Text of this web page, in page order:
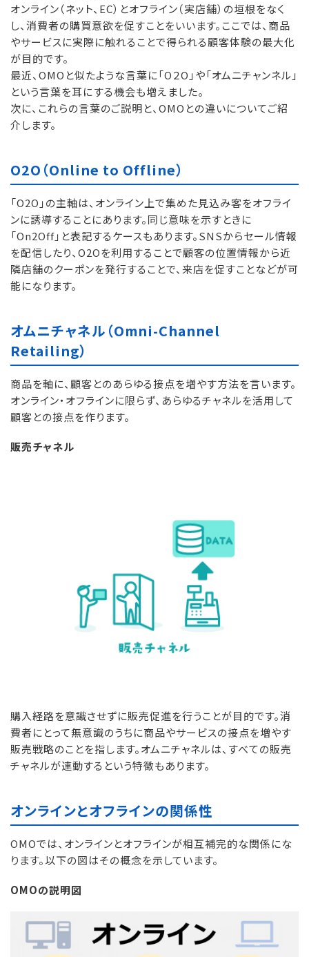
オンライン（ネット、EC）とオフライン（実店舗）の垣根をなく
し、消費者の購買意欲を促すことをいいます。ここでは、商品
やサービスに実際に触れることで得られる顧客体験の最大化
が目的です。
最近、OMOと似たような言葉に「O２O」や「オムニチャンネル」
という言葉を耳にする機会も増えました。
次に、これらの言葉のご説明と、OMOとの違いについてご紹
介します。
O2O（Online to Offline）
「O2O」の主軸は、オンライン上で集めた見込み客をオフライ
ンに誘導することにあります。同じ意味を示すときに
「On2Off」と表記するケースもあります。SNSからセール情報
を配信したり、O2Oを利用することで顧客の位置情報から近
隣店舗のクーポンを発行することで、来店を促すことなどが可
能になります。
オムニチャネル（Omni-Channel
Retailing）
商品を軸に、顧客とのあらゆる接点を増やす方法を言います。
オンライン・オフラインに限らず、あらゆるチャネルを活用して
顧客との接点を作ります。
販売チャネル
購入経路を意識させずに販売促進を行うことが目的です。消
費者にとって無意識のうちに商品やサービスの接点を増やす
販売戦略のことを指します。オムニチャネルは、すべての販売
チャネルが連動するという特徴もあります。
オンラインとオフラインの関係性
OMOでは、オンラインとオフラインが相互補完的な関係にな
ります。以下の図はその概念を示しています。
OMOの説明図